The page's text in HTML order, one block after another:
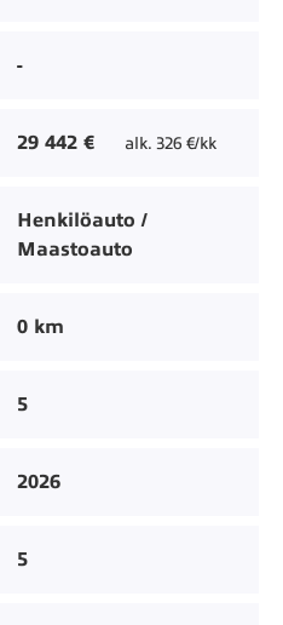
-
29 442 € alk. 326 €/kk
Henkilöauto /
Maastoauto
0 km
5
2026
5